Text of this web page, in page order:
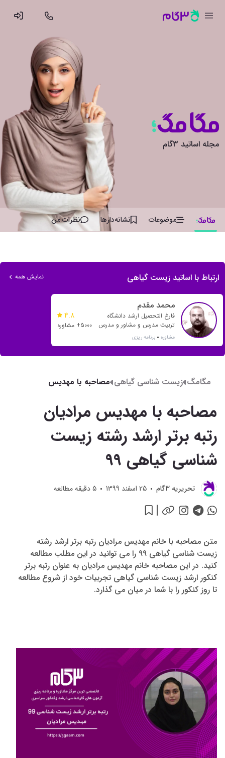
مجله اساتید 3گام
موضوعات نشانه‌دار‌ها نظرات من
ارتباط با اساتید زیست گیاهی نمایش همه
محمد مقدم
فارغ التحصیل ارشد دانشگاه
تربیت مدرس و مشاور و مدرس
بیش از 20 رتبه تک رقمی و بیش
مشاوره برنامه ریزی
4.8
5000+ مشاوره
مگامگ زیست شناسی گیاهی مصاحبه با مهدیس
زیست شناسی گیاهی 99
مصاحبه با مهدیس مرادیان
رتبه برتر ارشد رشته زیست
شناسی گیاهی 99
تحريريه 3گام 25 اسفند 1399 5دقیقه مطالعه
متن مصاحبه با خانم مهدیس مرادیان رتبه برتر ارشد رشته
زیست شناسی گیاهی 99 را می توانید در این مطلب مطالعه
کنید. در این مصاحبه خانم مهدیس مرادیان به عنوان رتبه برتر
کنکور ارشد زیست شناسی گیاهی تجربیات خود از شروع مطالعه
تا روز کنکور را با شما در میان می گذارد.